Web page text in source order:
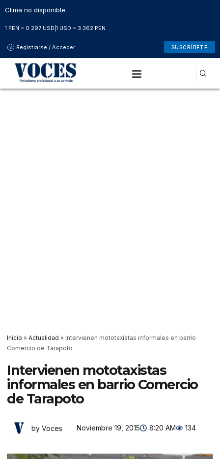
Clima no disponible
1 PEN = 0.297 USD 1 USD = 3.362 PEN
Registrarse / Acceder SUSCRÍBETE
Inicio » Actualidad » Intervienen mototaxistas informales en barrio
Comercio de Tarapoto
Intervienen mototaxistas
informales en barrio Comercio
de Tarapoto
by Voces Noviembre 19, 2015 8:20 AM 134